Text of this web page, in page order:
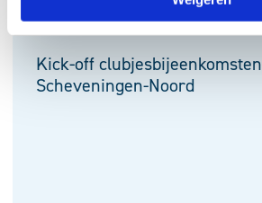
Kick-off clubjesbijeenkomsten
Scheveningen-Noord